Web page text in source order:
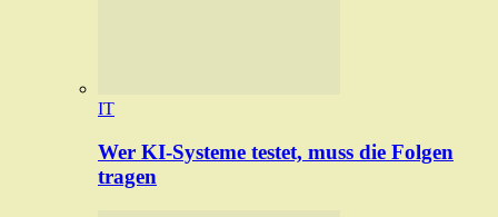
IT
Wer KI-Systeme testet, muss die Folgen
tragen